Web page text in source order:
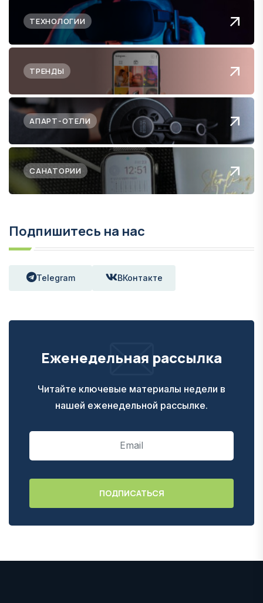
ТЕХНОЛОГИИ
ТРЕНДЫ
АПАРТ-ОТЕЛИ
САНАТОРИИ
Подпишитесь на нас
Telegram ВКонтакте
Еженедельная рассылка
Читайте ключевые материалы недели в
нашей еженедельной рассылке.